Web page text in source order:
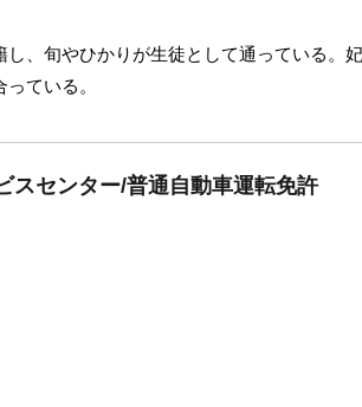
、旬やひかりが生徒として通っている。
ている。
スセンター/普通自動車運転免許